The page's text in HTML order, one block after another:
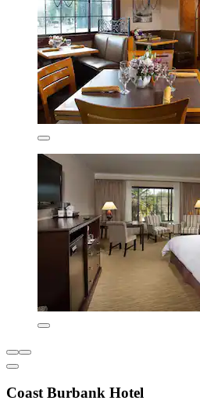
Coast Burbank Hotel